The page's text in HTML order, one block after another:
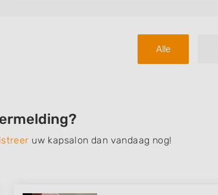
Alle
uw kapsalon dan vandaag nog!